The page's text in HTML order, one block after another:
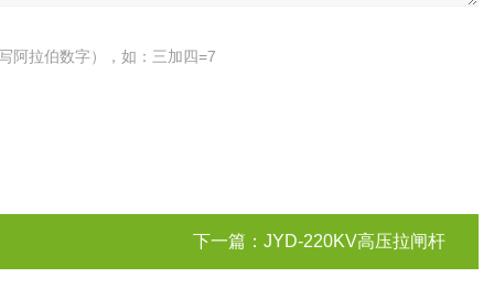
阿拉伯数字），如：三加四=7
下一篇： JYD-220KV高压拉闸杆